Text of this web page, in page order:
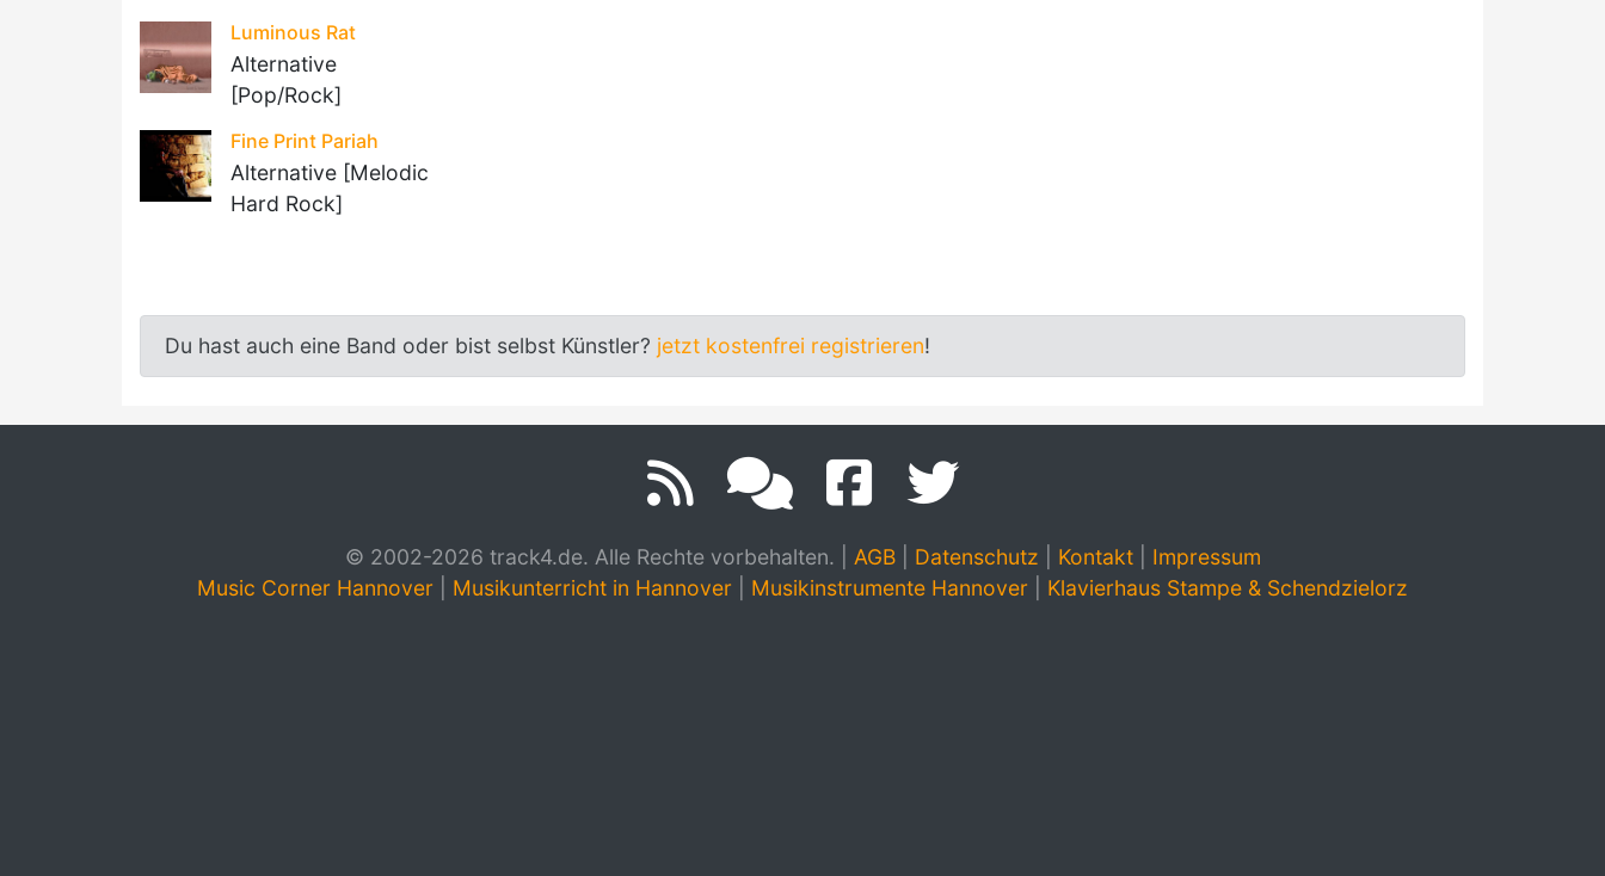
Luminous Rat
Alternative
[Pop/Rock]
Fine Print Pariah
Alternative [Melodic
Hard Rock]
Du hast auch eine Band oder bist selbst Künstler? jetzt kostenfrei registrieren!
© 2002-2026 track4.de. Alle Rechte vorbehalten. AGB| Datenschutz Kontakt| Impressum
Music Corner Hannover
Musikunterricht in Hannover Musikinstrumente Hannover Klavierhaus Stampe & Schendzielorz